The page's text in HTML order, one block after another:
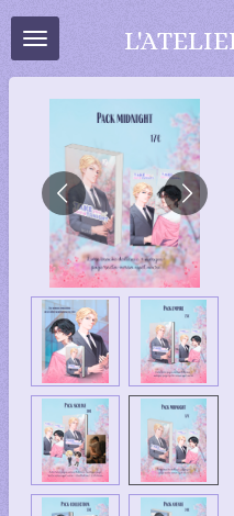
Passer
au